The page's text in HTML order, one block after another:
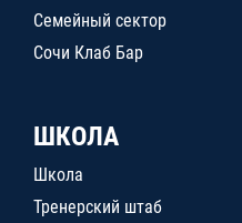
Семейный сектор
Сочи Клаб Бар
ШКОЛА
Школа
Тренерский штаб